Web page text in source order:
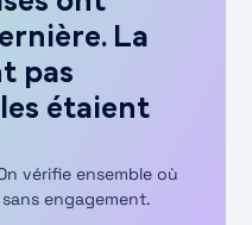
La
pas
étaient
vérifie ensemble où
engagement.